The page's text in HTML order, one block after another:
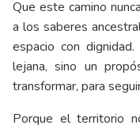
Que este camino
a los saberes
espacio con
lejana, sino un
transformar, para
Porque el territorio